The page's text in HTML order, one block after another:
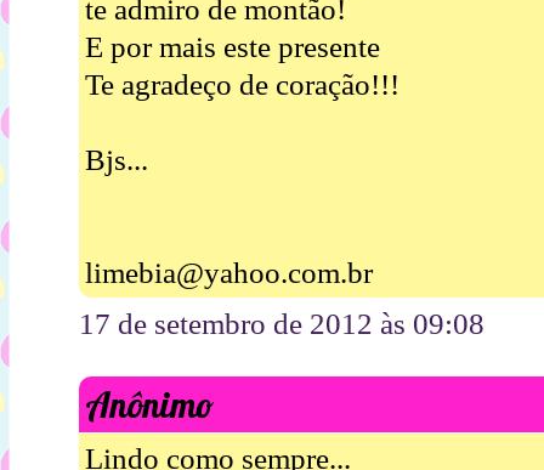
te admiro de montão!
E por mais este presente
Te agradeço de coração!!!
Bjs...
limebia@yahoo.com.br
17 de setembro de 2012 às 09:08
Anônimo
Lindo como sempre...